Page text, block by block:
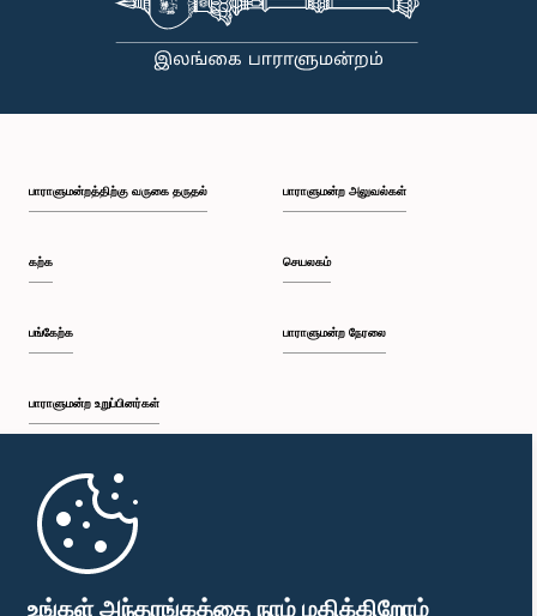
உங்கள் அந்தரங்கத்தை நாம் மதிக்கிறோம்
கௌரவ (டாக்டர்) ராஜித சேனாரத்ன, பா.உ.
உறுப்பினர்
பாராளுமன்றத்திற்கு வருகை தருதல்
கற்க
பங்கேற்க
பாராளுமன்ற உறுப்பினர்கள்
முதற்பக்கம்
பாராளுமன்ற அலுவல்கள்
செயலகம்
பாராளுமன்ற நேரலை
பாராளுமன்ற கையடக்க செயலி